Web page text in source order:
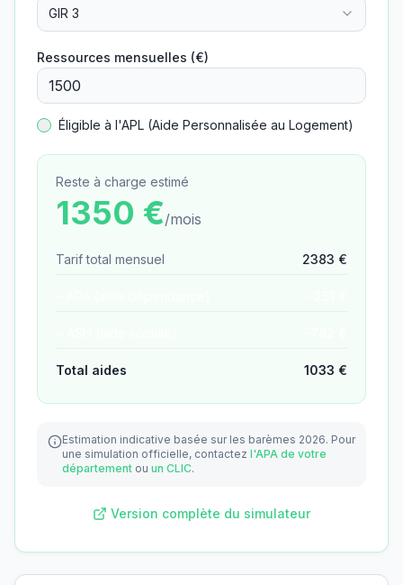
GIR 3
Ressources mensuelles (€)
Éligible à l'APL (Aide Personnalisée au Logement)
Reste à charge estimé
1350 €/mois
Tarif total mensuel 2383 €
Total aides 1033 €
Estimation indicative basée sur les barèmes 2026. Pour
une simulation officielle, contactez l'APA de votre
département ou un CLIC.
Version complète du simulateur